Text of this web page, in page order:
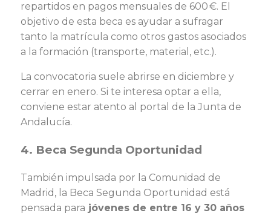
repartidos en pagos mensuales de 600 €. El
objetivo de esta beca es ayudar a sufragar
tanto la matrícula como otros gastos asociados
a la formación (transporte, material, etc.).
La convocatoria suele abrirse en diciembre y
cerrar en enero. Si te interesa optar a ella,
conviene estar atento al portal de la Junta de
Andalucía.
4. Beca Segunda Oportunidad
También impulsada por la Comunidad de
Madrid, la Beca Segunda Oportunidad está
pensada para jóvenes de entre 16 y 30 años